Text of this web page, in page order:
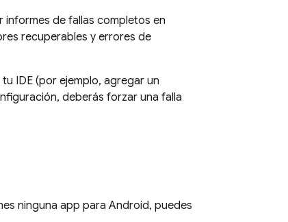
de fallas completos en
recuperables y errores de
IDE (por ejemplo, agregar un
deberás forzar una falla
ninguna app para Android, puedes